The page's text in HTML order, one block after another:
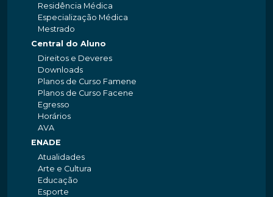
Residência Médica
Especialização Médica
Mestrado
Central do Aluno
Direitos e Deveres
Downloads
Planos de Curso Famene
Planos de Curso Facene
Egresso
Horários
AVA
ENADE
Atualidades
Arte e Cultura
Educação
Esporte